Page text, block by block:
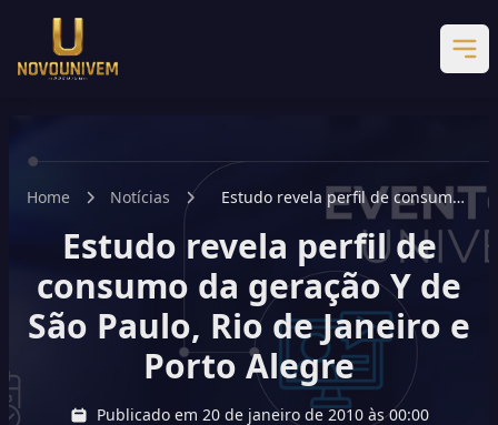
Home Notícias
Estudo revela perfil de consumo
da geração Y de São Paulo, Rio de
Janeiro e Porto Alegre
Estudo revela perfil de
consumo da geração Y de
São Paulo, Rio de Janeiro e
Porto Alegre
Publicado em 20 de janeiro de 2010 às 00:00